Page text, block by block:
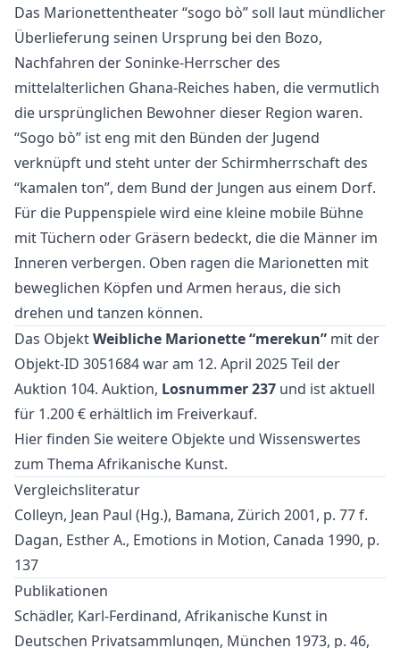
Das Marionettentheater “sogo bò” soll laut mündlicher
Überlieferung seinen Ursprung bei den Bozo,
Nachfahren der Soninke-Herrscher des
mittelalterlichen Ghana-Reiches haben, die vermutlich
die ursprünglichen Bewohner dieser Region waren.
“Sogo bò” ist eng mit den Bünden der Jugend
verknüpft und steht unter der Schirmherrschaft des
“kamalen ton”, dem Bund der Jungen aus einem Dorf.
Für die Puppenspiele wird eine kleine mobile Bühne
mit Tüchern oder Gräsern bedeckt, die die Männer im
Inneren verbergen. Oben ragen die Marionetten mit
beweglichen Köpfen und Armen heraus, die sich
drehen und tanzen können.
Das ObjektWeibliche Marionette “merekun” mit der
Objekt-ID 3051684 war am 12. April 2025 Teil der
Auktion 104. Auktion, Losnummer 237 und ist aktuell
für 1.200 € erhältlich im Freiverkauf.
Hier finden Sie weitere Objekte und Wissenswertes
zum Thema Afrikanische Kunst.
Vergleichsliteratur
Colleyn, Jean Paul (Hg.), Bamana, Zürich 2001, p. 77 f.
Dagan, Esther A., Emotions in Motion, Canada 1990, p.
137
Publikationen
Schädler, Karl-Ferdinand, Afrikanische Kunst in
Deutschen Privatsammlungen, München 1973, p. 46,